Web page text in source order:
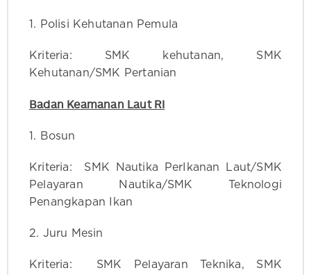
1. Polisi Kehutanan Pemula
Kriteria: SMK kehutanan, SMK
Kehutanan/SMK Pertanian
Badan Keamanan Laut RI
1. Bosun
Kriteria: SMK Nautika PerIkanan Laut/SMK
Pelayaran Nautika/SMK Teknologi
Penangkapan Ikan
2. Juru Mesin
Kriteria: SMK Pelayaran Teknika, SMK